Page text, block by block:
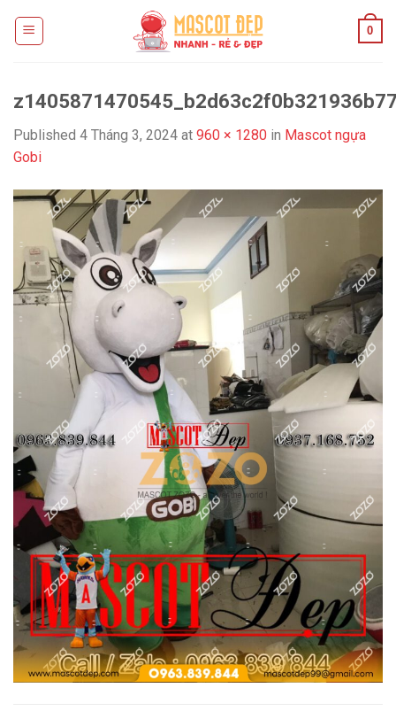
0
Published 4 Tháng 3, 2024 at 960 × 1280 in Mascot ngựa
Gobi